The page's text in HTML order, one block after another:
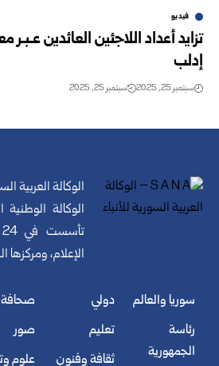
فيديو
تزايد أعداد اللاجئين العائدين عـبـر
إدلب
سبتمبر 25, 2025 سبتمبر 25, 2025
الوكالة العربية
الوكالة الوطنية
الإعلام،
سوريا والعالم
رئاسة
الجمهورية
دولي
تعليم
ثقافة وفنون
صحافة
صور
علوم